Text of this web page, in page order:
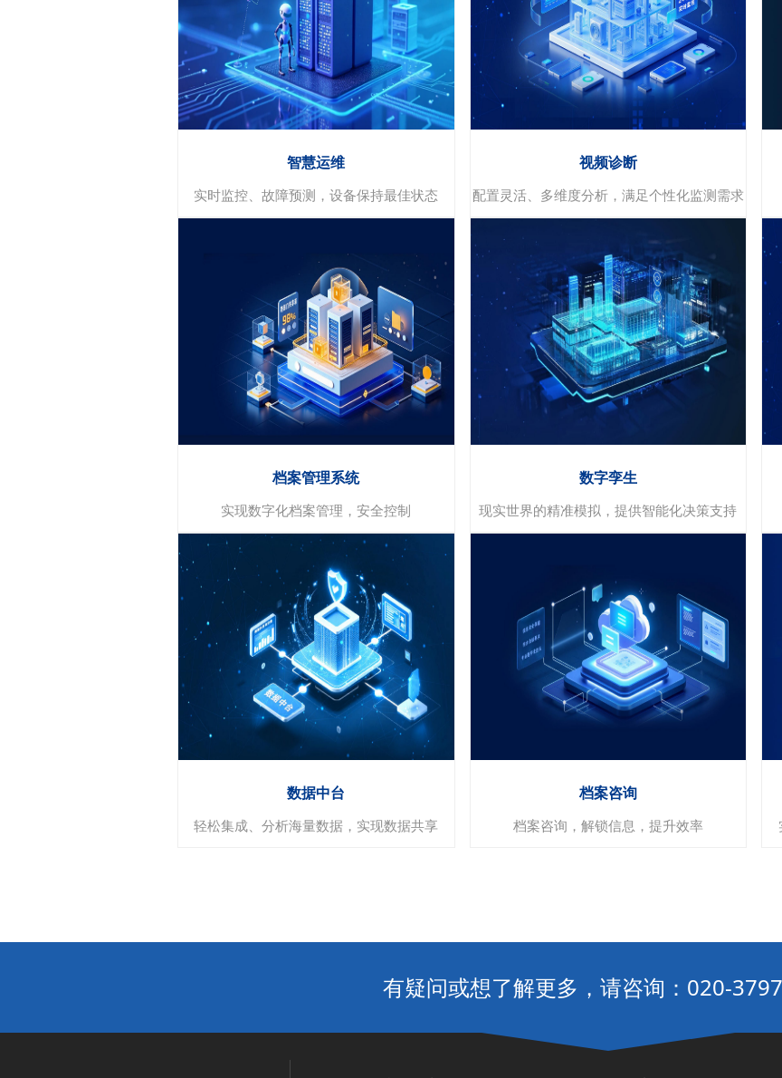
智慧暖通
温度控制
节约能源
空气质量改善
智慧节能
实时监测和数据分析
智能化决策支持
跨部门协作和沟通
智慧运维
实时监控、故障预测，设备保持最佳状态
智能运维
设备监测和实时数据收集
故障预测与预警
运维计划与调度优化
视频诊断
配置灵活、多维度分析，满足个性化监测需求
视频诊断
一键检测
多维度数据分析
档案管理系统
实现数字化档案管理，安全控制
档案管理系统
档案组织与存储
档案检索与访问
安全和合规性
数字孪生
现实世界的精准模拟，提供智能化决策支持
数字孪生
准确性
实时性
数据驱动
数据中台
轻松集成、分析海量数据，实现数据共享
数据存储和管理
档案咨询
档案咨询，解锁信息，提升效率
有疑问或想了解更多，请咨询：020-